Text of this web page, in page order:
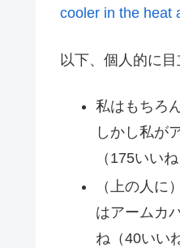
cooler in the heat
以下、個人的に
私はもちろ
しかし私が
（175いいね
（上の人に
はアームカ
ね（40いい